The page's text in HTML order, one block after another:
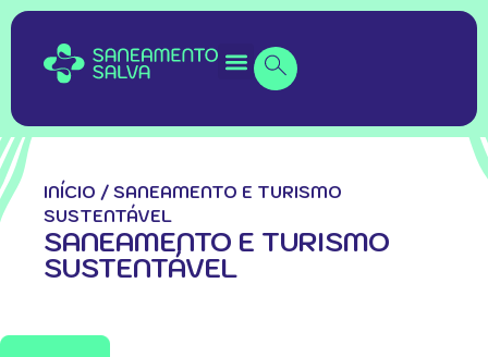
INÍCIO / SANEAMENTO E TURISMO
SUSTENTÁVEL
SANEAMENTO E TURISMO
SUSTENTÁVEL